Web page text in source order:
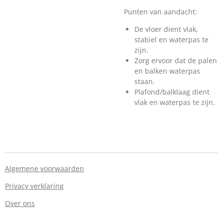
Punten van aandacht:
De vloer dient vlak,
stabiel en waterpas te
zijn.
Zorg ervoor dat de palen
en balken waterpas
staan.
Plafond/balklaag dient
vlak en waterpas te zijn.
Algemene voorwaarden
Privacy verklaring
Over ons